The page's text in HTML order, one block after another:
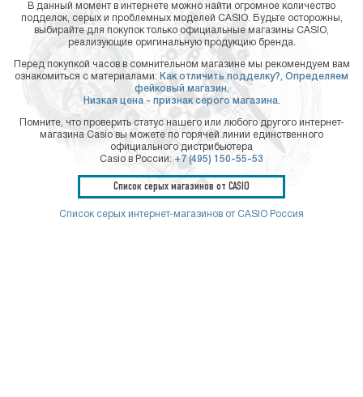
В данный момент в интернете можно найти огромное количество
подделок, серых и проблемных моделей CASIO. Будьте осторожны,
выбирайте для покупок только официальные магазины CASIO,
реализующие оригинальную продукцию бренда.
Перед покупкой часов в сомнительном магазине мы рекомендуем вам
ознакомиться с материалами: Как отличить подделку?, Определяем
фейковый магазин,
Низкая цена - признак серого магазина.
Помните, что проверить статус нашего или любого другого интернет-
магазина Casio вы можете по горячей линии единственного
официального дистрибьютера
Casio в России: +7 (495) 150-55-53
Список серых магазинов от CASIO
Список серых интернет-магазинов от CASIO Россия